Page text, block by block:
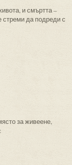
и смъртта –
стреми да подреди с
за живеене,